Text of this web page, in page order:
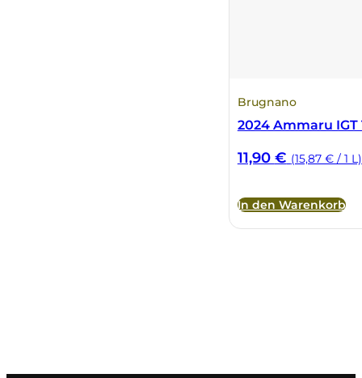
Brugnano
2024 Ammaru
11,90 € (15,87 € / 1 L)
In den Warenkorb